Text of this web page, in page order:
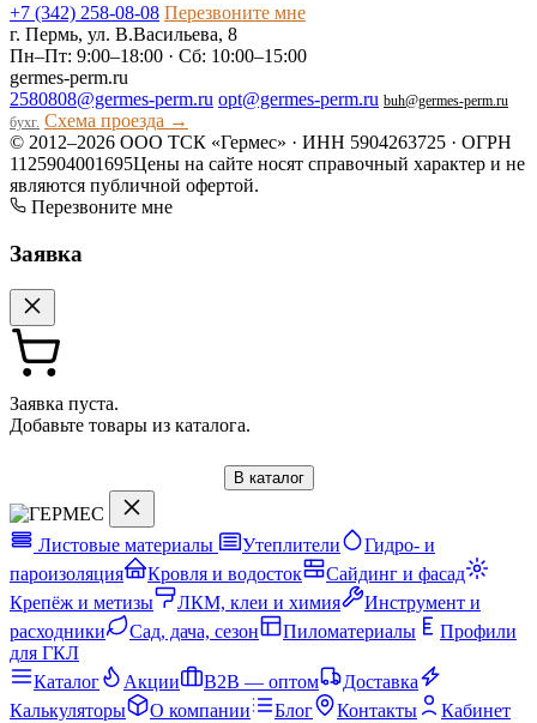
+7 (342) 258-08-08 Перезвоните мне
г. Пермь, ул. В.Васильева, 8
Пн–Пт: 9:00–18:00 · Сб: 10:00–15:00
germes-perm.ru
2580808@germes-perm.ru opt@germes-perm.ru buh@germes-perm.ru
бухг. Схема проезда →
© 2012–2026 ООО ТСК «Гермес» · ИНН 5904263725 · ОГРН
1125904001695Цены на сайте носят справочный характер и не
являются публичной офертой.
Перезвоните мне
Заявка
Заявка пуста.
Добавьте товары из каталога.
В каталог
Листовые материалы Утеплители
Гидро- и
пароизоляция
Кровля и водосток
Сайдинг и фасад
Крепёж и метизы
ЛКМ, клеи и химия
Инструмент и
расходники
Сад, дача, сезон Пиломатериалы
Профили
для ГКЛ
Каталог
Акции B2B — оптом
Доставка
Калькуляторы
О компании Блог Контакты Кабинет